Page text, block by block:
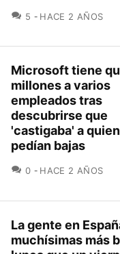
5 COMENTARIOS
HACE 2 AÑOS
Microsoft tiene
millones a varios
empleados tras
descubrirse que
'castigaba' a
pedían bajas
0 COMENTARIOS
HACE 2 AÑOS
La gente en
muchísimas más